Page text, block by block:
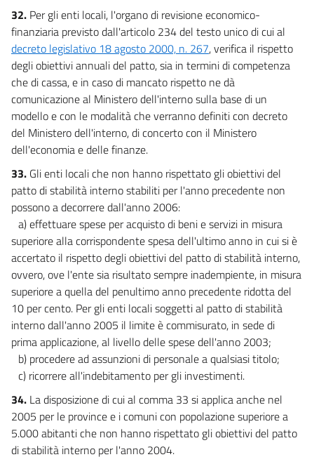
32. Per gli enti locali, l'organo di revisione economico-
finanziaria previsto dall'articolo 234 del testo unico di cui al
decreto legislativo 18 agosto 2000, n. 267, verifica il rispetto
degli obiettivi annuali del patto, sia in termini di competenza
che di cassa, e in caso di mancato rispetto ne dà
comunicazione al Ministero dell'interno sulla base di un
modello e con le modalità che verranno definiti con decreto
del Ministero dell'interno, di concerto con il Ministero
dell'economia e delle finanze.
33. Gli enti locali che non hanno rispettato gli obiettivi del
patto di stabilità interno stabiliti per l'anno precedente non
possono a decorrere dall'anno 2006:
a) effettuare spese per acquisto di beni e servizi in misura
superiore alla corrispondente spesa dell'ultimo anno in cui si è
accertato il rispetto degli obiettivi del patto di stabilità interno,
ovvero, ove l'ente sia risultato sempre inadempiente, in misura
superiore a quella del penultimo anno precedente ridotta del
10 per cento. Per gli enti locali soggetti al patto di stabilità
interno dall'anno 2005 il limite è commisurato, in sede di
prima applicazione, al livello delle spese dell'anno 2003;
b) procedere ad assunzioni di personale a qualsiasi titolo;
c) ricorrere all'indebitamento per gli investimenti.
34. La disposizione di cui al comma 33 si applica anche nel
2005 per le province e i comuni con popolazione superiore a
5.000 abitanti che non hanno rispettato gli obiettivi del patto
di stabilità interno per l'anno 2004.